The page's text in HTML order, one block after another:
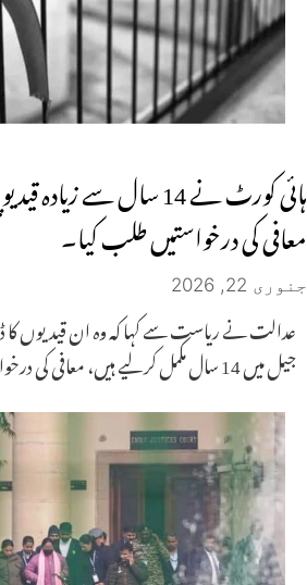
ہائی کورٹ نے 14 سال سے
معافی کی درخواستیں طلب کیا۔
جنوری 22, 2026
عدالت نے ریاست سے کہا کہ وہ ان قیدیوں
جیل میں 14 سال مکمل کر لیے ہیں، معافی کی درخواستوں کی تفصیلات اور کیا